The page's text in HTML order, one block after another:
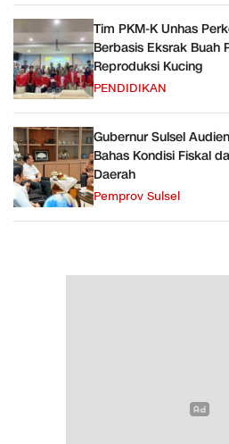
Tim PKM-K Unhas
Berbasis Eksrak Buah
Reproduksi Kucing
PENDIDIKAN
Gubernur Sulsel
Bahas Kondisi Fiskal
Daerah
Pemprov Sulsel